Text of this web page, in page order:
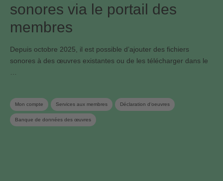
sonores via le portail des
membres
Depuis octobre 2025, il est possible d’ajouter des fichiers
sonores à des œuvres existantes ou de les télécharger dans le
Mon compte Services aux membres Déclaration d‘oeuvres
Banque de données des œuvres